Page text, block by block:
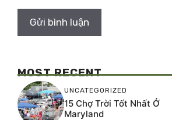
MOST RECENT
UNCATEGORIZED
15 Chợ Trời Tốt Nhất Ở
Maryland